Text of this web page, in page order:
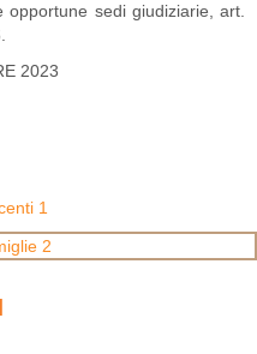
sedi giudiziarie, art.
2023